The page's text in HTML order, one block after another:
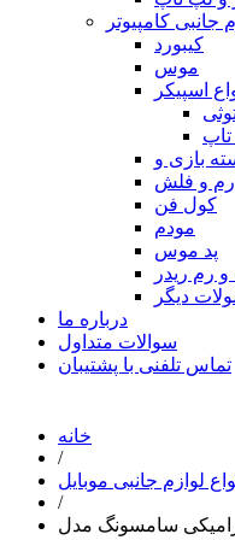
جانبی کامپیوتر
کیبورد
موس
اسپیکر
تاپ
رم و فلش
کول فن
مودم
پد موس
رم ریدر
دیگر
درباره ما
سوالات متداول
تماس تلفنی با پشتیبان
خانه
/
لوازم جانبی موبایل
/